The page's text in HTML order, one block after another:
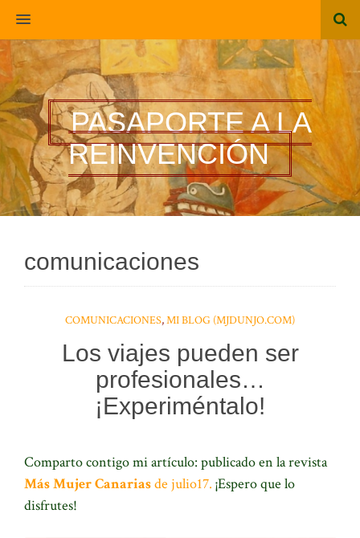
MENU
PASAPORTE A LA
REINVENCIÓN
comunicaciones
COMUNICACIONES,MI BLOG (MJDUNJO.COM)
Los viajes pueden ser
profesionales…
¡Experiméntalo!
Comparto contigo mi artículo: publicado en la revista
Más Mujer Canariasde julio17. ¡Espero que lo
disfrutes!